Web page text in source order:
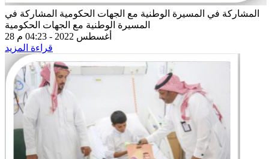
المشاركة في المسيرة الوطنية مع الجهات الحكومية المشاركة في
المسيرة الوطنية مع الجهات الحكومية
28 أغسطس 2022 - 04:23 م
قراءة المزيد